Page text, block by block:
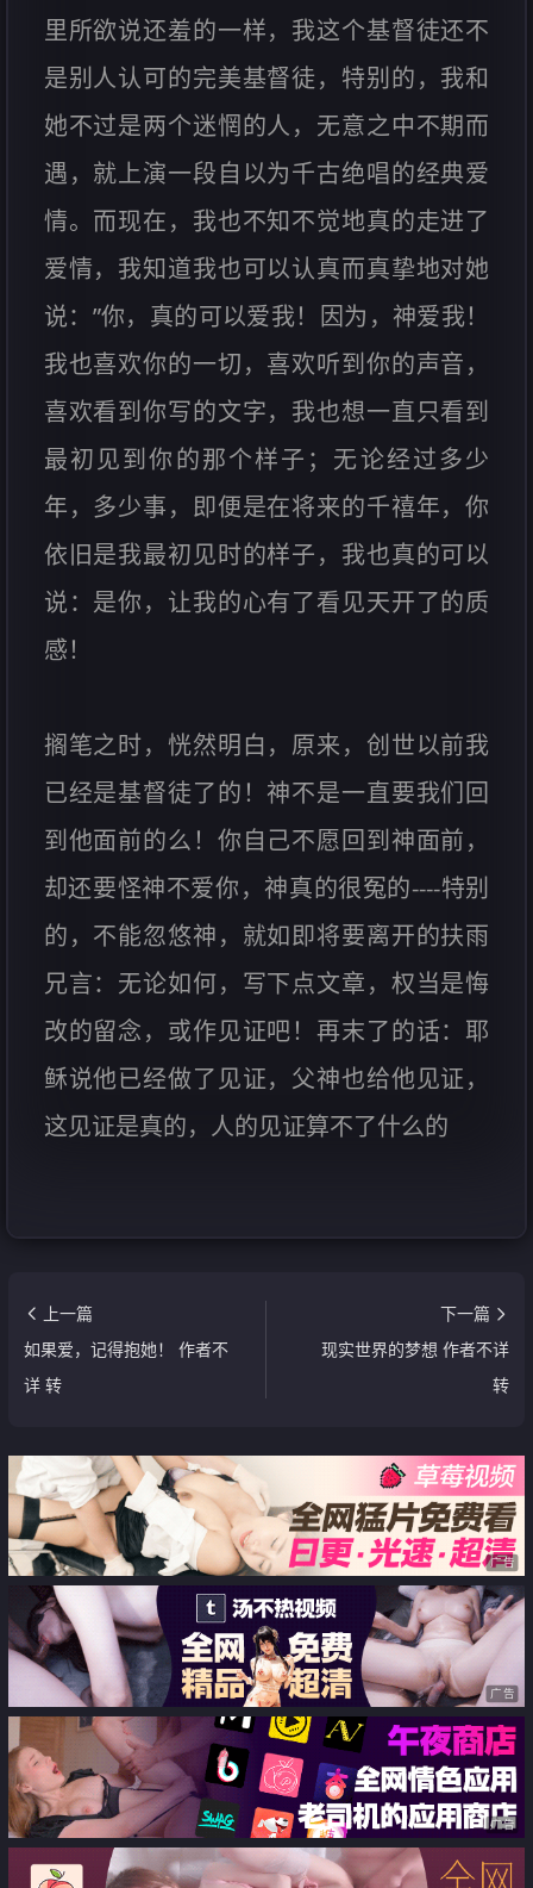
里所欲说还羞的一样，我这个基督徒还不
是别人认可的完美基督徒，特别的，我和
她不过是两个迷惘的人，无意之中不期而
遇，就上演一段自以为千古绝唱的经典爱
情。而现在，我也不知不觉地真的走进了
爱情，我知道我也可以认真而真挚地对她
说：”你，真的可以爱我！因为，神爱我！
我也喜欢你的一切，喜欢听到你的声音，
喜欢看到你写的文字，我也想一直只看到
最初见到你的那个样子；无论经过多少
年，多少事，即便是在将来的千禧年，你
依旧是我最初见时的样子，我也真的可以
说：是你，让我的心有了看见天开了的质
感！
搁笔之时，恍然明白，原来，创世以前我
已经是基督徒了的！神不是一直要我们回
到他面前的么！你自己不愿回到神面前，
却还要怪神不爱你，神真的很冤的----特别
的，不能忽悠神，就如即将要离开的扶雨
兄言：无论如何，写下点文章，权当是悔
改的留念，或作见证吧！再末了的话：耶
稣说他已经做了见证，父神也给他见证，
这见证是真的，人的见证算不了什么的
上一篇
如果爱，记得抱她！ 作者不
详 转
下一篇
现实世界的梦想 作者不详
转
广告
广告
广告